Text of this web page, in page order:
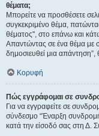
θέματα;
Μπορείτε να προσθέσετε
συγκεκριμένο θέμα,
θέματος", στο επάνω και
Απαντώντας σε ένα θέμα με
δημοσιευθεί μια
Κορυφή
Πώς εγγράφομαι σε
Για να εγγραφείτε σε
σύνδεσμο “Έναρξη
κατά την είσοδό σας στη Δ.